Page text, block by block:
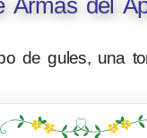
Armas del
de gules, una